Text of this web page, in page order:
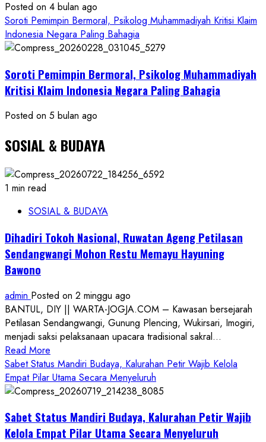
Posted on 4 bulan ago
Soroti Pemimpin Bermoral, Psikolog Muhammadiyah Kritisi Klaim
Indonesia Negara Paling Bahagia
Soroti Pemimpin Bermoral, Psikolog Muhammadiyah
Kritisi Klaim Indonesia Negara Paling Bahagia
Posted on 5 bulan ago
SOSIAL & BUDAYA
1 min read
SOSIAL & BUDAYA
Dihadiri Tokoh Nasional, Ruwatan Ageng Petilasan
Sendangwangi Mohon Restu Memayu Hayuning
Bawono
admin Posted on 2 minggu ago
BANTUL, DIY || WARTA-JOGJA.COM – Kawasan bersejarah
Petilasan Sendangwangi, Gunung Plencing, Wukirsari, Imogiri,
menjadi saksi pelaksanaan upacara tradisional sakral...
Read More
more
about
Dihadiri
Nasional,
Ruwatan
Sabet Status Mandiri Budaya, Kalurahan Petir Wajib Kelola
Empat Pilar Utama Secara Menyeluruh
Sabet Status Mandiri Budaya, Kalurahan Petir Wajib
Kelola Empat Pilar Utama Secara Menyeluruh